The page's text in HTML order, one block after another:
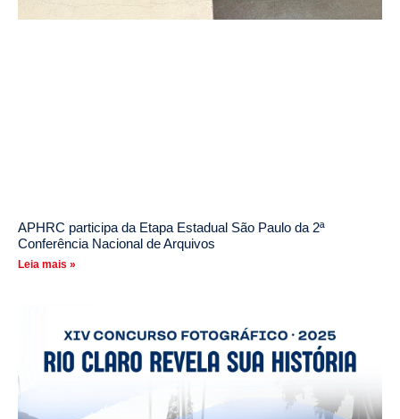
APHRC participa da Etapa Estadual São Paulo da 2ª
Conferência Nacional de Arquivos
Leia mais »